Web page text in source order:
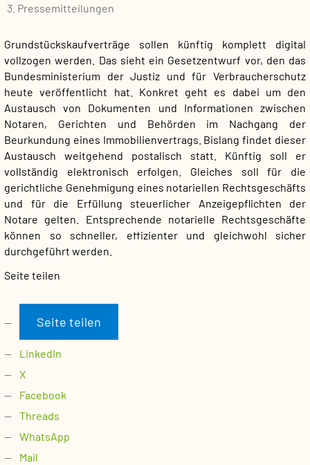
Pressemitteilungen
Grundstückskaufverträge sollen künftig komplett digital
vollzogen werden. Das sieht ein Gesetzentwurf vor, den das
Bundesministerium der Justiz und für Verbraucherschutz
heute veröffentlicht hat. Konkret geht es dabei um den
Austausch von Dokumenten und Informationen zwischen
Notaren, Gerichten und Behörden im Nachgang der
Beurkundung eines Immobilienvertrags. Bislang findet dieser
Austausch weitgehend postalisch statt. Künftig soll er
vollständig elektronisch erfolgen. Gleiches soll für die
gerichtliche Genehmigung eines notariellen Rechtsgeschäfts
und für die Erfüllung steuerlicher Anzeigepflichten der
Notare gelten. Entsprechende notarielle Rechtsgeschäfte
können so schneller, effizienter und gleichwohl sicher
durchgeführt werden.
Seite teilen
Seite teilen
LinkedIn
X
Facebook
Threads
WhatsApp
Mail